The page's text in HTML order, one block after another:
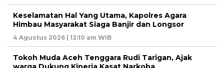
Keselamatan Hal Yang Utama, Kapolres Agara
Himbau Masyarakat Siaga Banjir dan Longsor
4 Agustus 2026 | 12:10 am WIB
Tokoh Muda Aceh Tenggara Rudi Tarigan, Ajak